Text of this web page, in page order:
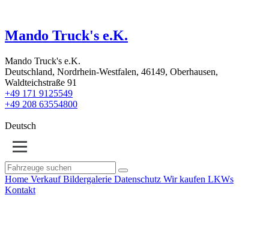
Mando Truck's e.K.
Mando Truck's e.K.
Deutschland, Nordrhein-Westfalen, 46149, Oberhausen,
Waldteichstraße 91
+49 171 9125549
+49 208 63554800
Deutsch
Home Verkauf Bildergalerie Datenschutz Wir kaufen LKWs
Kontakt